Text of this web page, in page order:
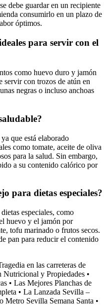
debe guardar en un recipiente
consumirlo en un plazo de
óptimos.
para servir con el
como huevo duro y jamón
servir con trozos de atún en
negras o incluso anchoas
que está elaborado
como tomate, aceite de oliva
para la salud. Sin embargo,
a su contenido calórico por
para dietas especiales?
especiales, como
huevo y el jamón por
tofu marinado o frutos secos.
pan para reducir el contenido
en las carreteras de
y Propiedades •
• Las Mejores Planchas de
• La Lanzada Sevilla –
Metro Sevilla Semana Santa •